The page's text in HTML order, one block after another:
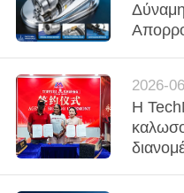
ΖΗΤΉΣΤΕ
ΜΙΑ
ΠΡΟΣΦΟΡΆ
ΧΆΡΤΗΣ
ΙΣΤΌΤΟΠΟΥ
2026-
Η